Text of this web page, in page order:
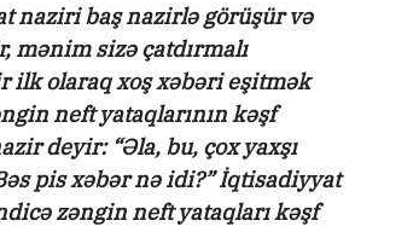
naziri baş nazirlə görüşür və
mənim sizə çatdırmalı
ilk olaraq xoş xəbəri eşitmək
neft yataqlarının kəşf
deyir: “Əla, bu, çox yaxşı
pis xəbər nə idi?” İqtisadiyyat
zəngin neft yataqları kəşf